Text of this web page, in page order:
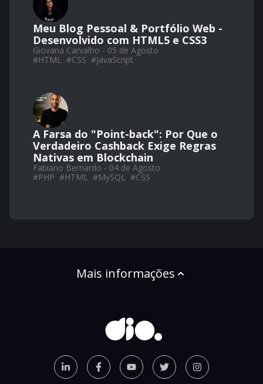
Meu Blog Pessoal & Portfólio Web -
Desenvolvido com HTML5 e CSS3
Giovana Carvalho - 05 de Agosto
#HTML #CSS #JavaScript
A Farsa do "Point-back": Por Que o
Verdadeiro Cashback Exige Regras
Nativas em Blockchain
Fabiano Bernardo - 04 de Agosto
#PHP #HTML #MySQL #CSS
Mais informações